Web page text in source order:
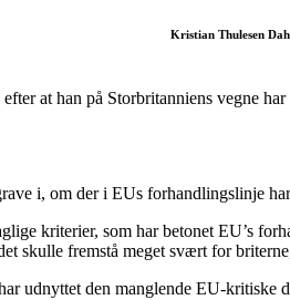
Kristian Thulesen
at han på Storbritanniens vegne
i, om der i EUs forhandlingslinje
kriterier, som har betonet EU’s
skulle fremstå meget svært for
udnyttet den manglende EU-kritiske